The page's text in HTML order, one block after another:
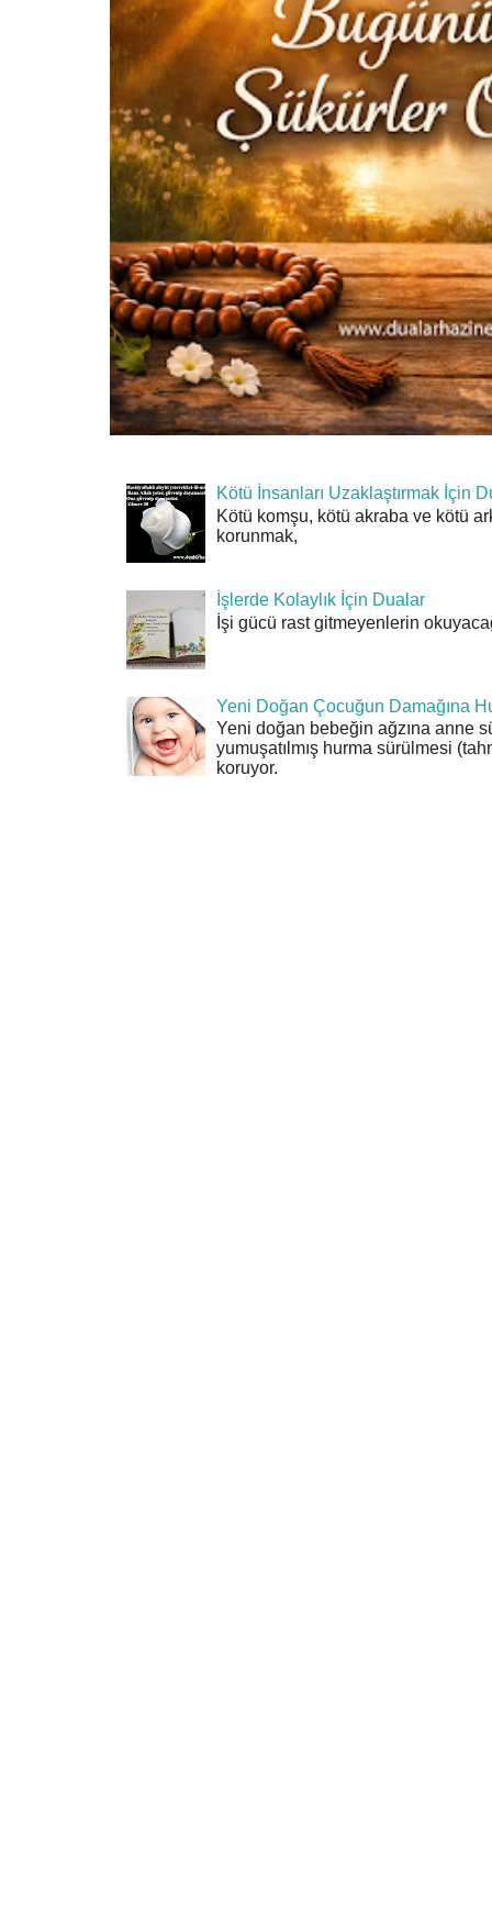
Kötü İnsanları Uzaklaştırmak İçin
Kötü komşu, kötü akraba ve kötü
korunmak,
İşlerde Kolaylık İçin Dualar
İşi gücü rast gitmeyenlerin
Yeni Doğan Çocuğun Damağına
Yeni doğan bebeğin ağzına anne
yumuşatılmış hurma sürülmesi
koruyor.